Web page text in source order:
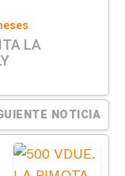
LA
NOTICIA